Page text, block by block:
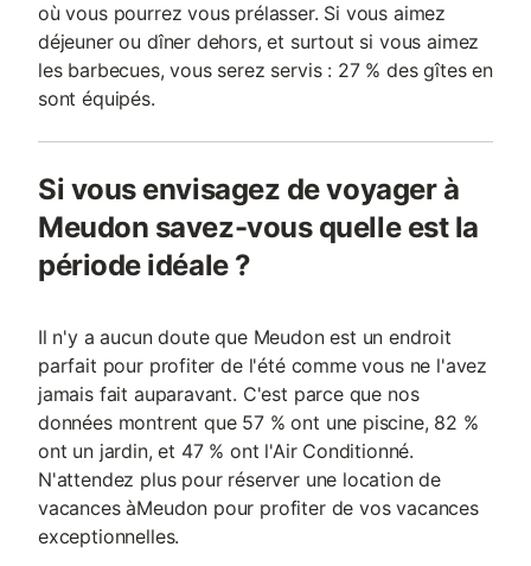
où vous pourrez vous prélasser. Si vous aimez
déjeuner ou dîner dehors, et surtout si vous aimez
les barbecues, vous serez servis : 27 % des gîtes en
sont équipés.
Si vous envisagez de voyager à
Meudon savez-vous quelle est la
période idéale ?
Il n'y a aucun doute que Meudon est un endroit
parfait pour profiter de l'été comme vous ne l'avez
jamais fait auparavant. C'est parce que nos
données montrent que 57 % ont une piscine, 82 %
ont un jardin, et 47 % ont l'Air Conditionné.
N'attendez plus pour réserver une location de
vacances àMeudon pour profiter de vos vacances
exceptionnelles.